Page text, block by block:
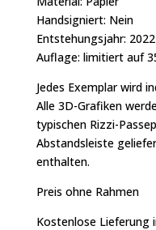
Handsigniert: Nein
Entstehungsjahr: 2022
Auflage: limitiert auf
Jedes Exemplar wird
Alle 3D-Grafiken
typischen Rizzi-
Abstandsleiste
enthalten.
Preis ohne Rahmen
Kostenlose Lieferung